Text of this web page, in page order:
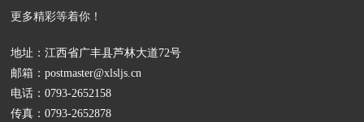
更多精彩等着你！
地址：江西省广丰县芦林大道72号
邮箱：postmaster@xlsljs.cn
电话：0793-2652158
传真：0793-2652878